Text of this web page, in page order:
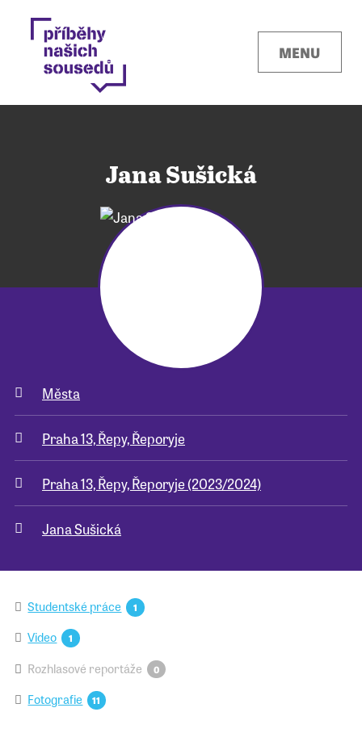
MENU
Pro školy
Příběhy našich sousedů
Jana Sušická
Města
Praha 13, Řepy, Řeporyje
Praha 13, Řepy, Řeporyje (2023/2024)
Jana Sušická
Studentské práce 1
Video 1
Rozhlasové reportáže 0
Fotografie 11